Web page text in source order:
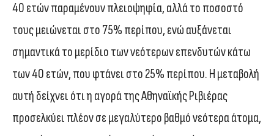
40 ετών παραμένουν πλειοψηφία, αλλά το ποσοστό
τους μειώνεται στο 75% περίπου, ενώ αυξάνεται
σημαντικά το μερίδιο των νεότερων επενδυτών κάτω
των 40 ετών, που φτάνει στο 25% περίπου. Η μεταβολή
αυτή δείχνει ότι η αγορά της Αθηναϊκής Ριβιέρας
προσελκύει πλέον σε μεγαλύτερο βαθμό νεότερα άτομα,